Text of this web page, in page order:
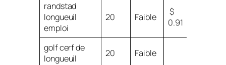
randstad
longueuil
emploi
20 Faible
$
0.91
golf cerf de
longueuil
20 Faible